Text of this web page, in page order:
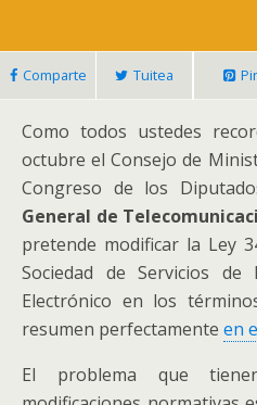
Comparte Tuitea
Como todos ustedes
octubre el Consejo de
Congreso de los
General de
pretende modificar la Ley
Sociedad de Servicios de
Electrónico en los
resumen perfectamente en
El problema que